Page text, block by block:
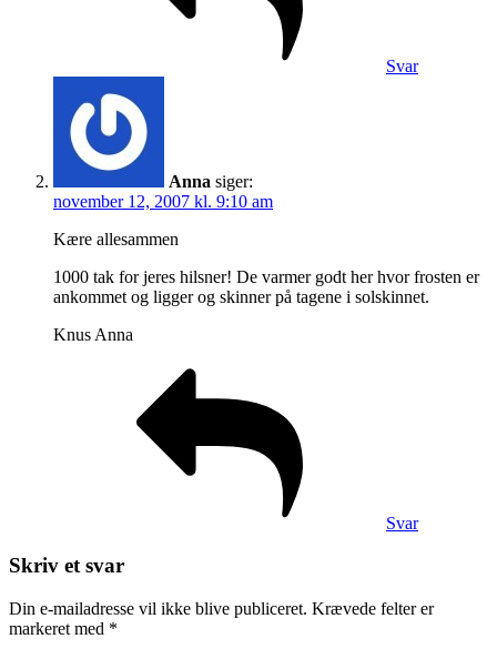
Svar
Anna siger:
november 12, 2007 kl. 9:10 am
Kære allesammen
1000 tak for jeres hilsner! De varmer godt her hvor frosten er
ankommet og ligger og skinner på tagene i solskinnet.
Knus Anna
Svar
Skriv et svar
Din e-mailadresse vil ikke blive publiceret. Krævede felter er
markeret med *